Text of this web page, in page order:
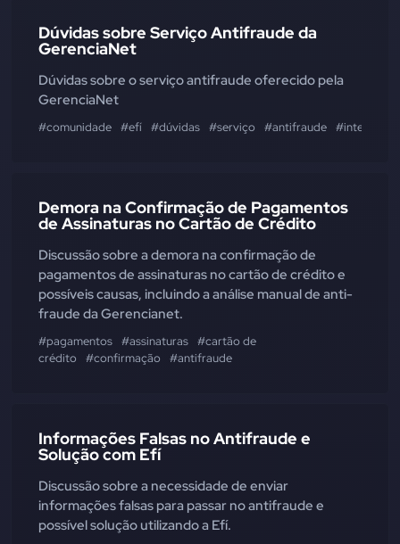
Dúvidas sobre Serviço Antifraude da
GerenciaNet
Dúvidas sobre o serviço antifraude oferecido pela
GerenciaNet
#comunidade #efí #dúvidas #serviço #antifraude #integração
Demora na Confirmação de Pagamentos
de Assinaturas no Cartão de Crédito
Discussão sobre a demora na confirmação de
pagamentos de assinaturas no cartão de crédito e
possíveis causas, incluindo a análise manual de anti-
fraude da Gerencianet.
#pagamentos #assinaturas #cartão de
crédito
#confirmação #antifraude
Informações Falsas no Antifraude e
Solução com Efí
Discussão sobre a necessidade de enviar
informações falsas para passar no antifraude e
possível solução utilizando a Efí.